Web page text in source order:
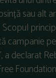
sau alt
campanie
a declarat